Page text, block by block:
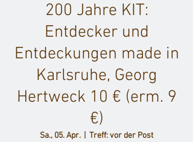
200 Jahre KIT:
Entdecker und
Entdeckungen made in
Karlsruhe, Georg
Hertweck 10 € (erm. 9
€)
Sa., 05. Apr.
  |
Treff: vor der Post